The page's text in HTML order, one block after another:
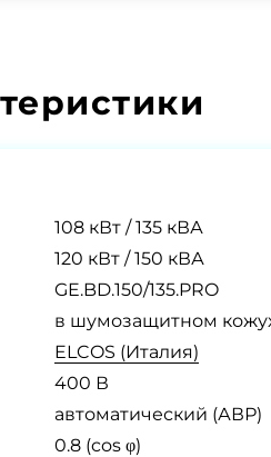
108 кВт / 135 кВА
120 кВт / 150 кВА
GE.BD.150/135.PRO
в шумозащитном
ELCOS (Италия)
400 В
автоматический (АВР)
0.8 (cos φ)